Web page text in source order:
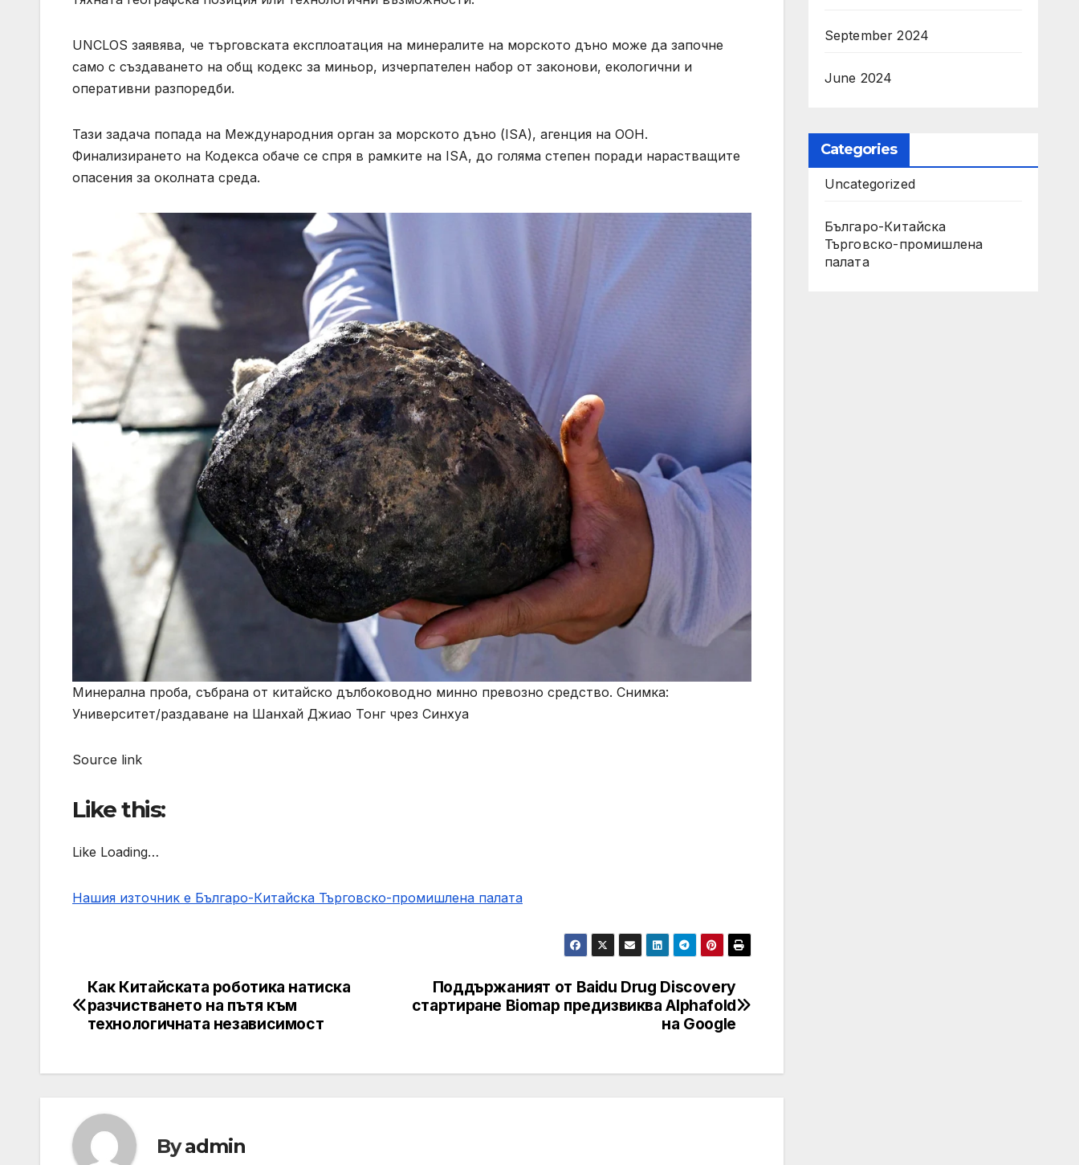
UNCLOS заявява, че търговската експлоатация на минералите на морското дъно може да започне
само с създаването на общ кодекс за миньор, изчерпателен набор от законови, екологични и
оперативни разпоредби.
Тази задача попада на Международния орган за морското дъно (ISA), агенция на ООН.
Финализирането на Кодекса обаче се спря в рамките на ISA, до голяма степен поради нарастващите
опасения за околната среда.
Минерална проба, събрана от китайско дълбоководно минно превозно средство. Снимка:
Университет/раздаване на Шанхай Джиао Тонг чрез Синхуа
Source link
Like this:
Like Loading…
Нашия източник е Българо-Китайска Търговско-промишлена палaта
Post
navigation
Поддържаният от Baidu Drug Discovery
стартиране Biomap предизвиква Alphafold
на Google
Как Китайската роботика натиска
разчистването на пътя към
технологичната независимост
Byadmin
September 2024
June 2024
Categories
Uncategorized
Българо-Китайска
Търговско-промишлена
палaта